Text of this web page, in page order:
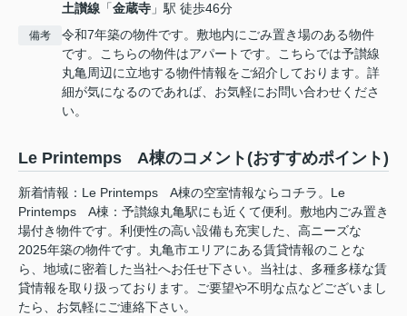
土讃線 「金蔵寺 」駅 徒歩46分
備考
令和7年築の物件です。敷地内にごみ置き場のある物件
です。こちらの物件はアパートです。こちらでは予讃線
丸亀周辺に立地する物件情報をご紹介しております。詳
細が気になるのであれば、お気軽にお問い合わせくださ
い。
Le Printemps A棟のコメント(おすすめポイント)
新着情報：Le Printemps A棟の空室情報ならコチラ。Le
Printemps A棟：予讃線丸亀駅にも近くて便利。敷地内ごみ置き
場付き物件です。利便性の高い設備も充実した、高ニーズな
2025年築の物件です。丸亀市エリアにある賃貸情報のことな
ら、地域に密着した当社へお任せ下さい。当社は、多種多様な賃
貸情報を取り扱っております。ご要望や不明な点などございまし
たら、お気軽にご連絡下さい。